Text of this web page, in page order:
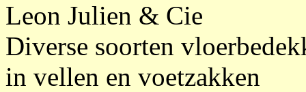
Leon Julien & Cie
Diverse soorten
in vellen en voetzakken